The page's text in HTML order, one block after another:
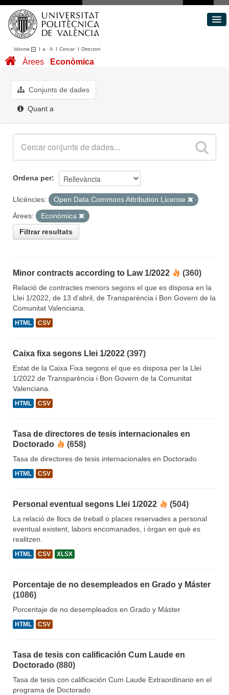
Idioma I a ·A I CercarI Directori
Conjunts de dades
Quant a
Àrees Econòmica
Conjunts de dades
Quant a
Ordena per
Llicències:
Open Data Commons Attribution License
Àrees:
Econòmica
Filtrar resultats
Minor contracts according to Law 1/2022 (360)
Relació de contractes menors segons el que es disposa en la
Llei 1/2022, de 13 d'abril, de Transparència i Bon Govern de la
Comunitat Valenciana.
HTML CSV
Caixa fixa segons Llei 1/2022 (397)
Estat de la Caixa Fixa segons el que es disposa per la Llei
1/2022 de Transparència i Bon Govern de la Comunitat
Valenciana.
HTML CSV
Tasa de directores de tesis internacionales en
Doctorado
(658)
Tasa de directores de tesis internacionales en Doctorado
HTML CSV
Personal eventual segons Llei 1/2022 (504)
La relació de llocs de treball o places reservades a personal
eventual existent, labors encomanades, i òrgan en què es
realitzen.
HTML CSV XLSX
Porcentaje de no desempleados en Grado y Máster
(1086)
Porcentaje de no desempleados en Grado y Máster
HTML CSV
Tasa de tesis con calificación Cum Laude en
Doctorado (880)
Tasa de tesis con calificación Cum Laude Extraordinario en el
programa de Doctorado